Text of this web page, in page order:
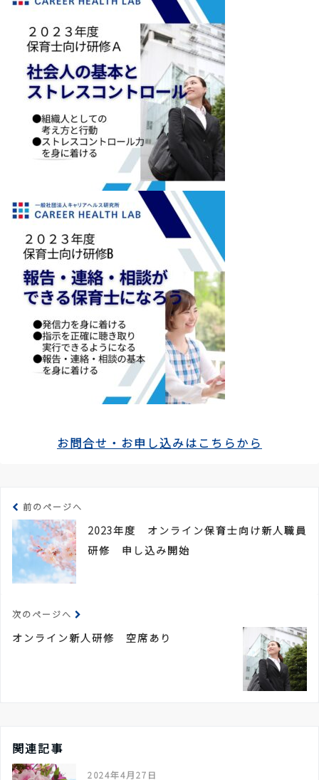
お問合せ・お申し込みはこちらから
前のページへ
2023年度 オンライン保育士向け新人職員
研修 申し込み開始
次のページへ
オンライン新人研修 空席あり
関連記事
2024年4月27日